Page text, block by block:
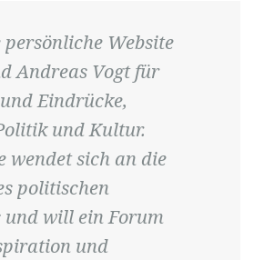
Website
Andreas Vogt für
Eindrücke,
und Kultur.
wendet sich an die
politischen
und will ein Forum
und